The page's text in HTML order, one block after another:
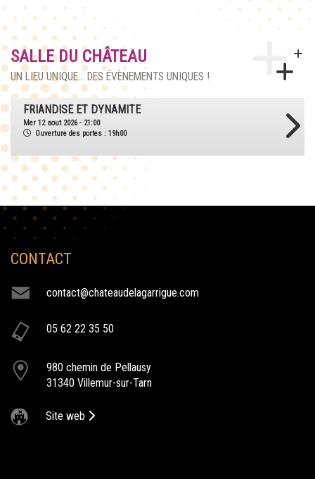
SALLE DU CHÂTEAU
UN LIEU UNIQUE... DES ÉVÈNEMENTS UNIQUES !
AFTERWORK TRIBUTE LA FRENCH TEUF
Jeu 27 aout 2026 - 21:00
Ouverture des portes : 18h30
humour au chateau
Le Château de la Garrigue accueille des spectacles humoristique
reveillon chateau de la garrigue
Nous vous donnons rendez-vous le 31 décembre pour un nouvel
chateau de la garrigue vente en ligne
CONTACT
contact@chateaudelagarrigue.com
05 62 22 35 50
980 chemin de Pellausy
31340 Villemur-sur-Tarn
Site web